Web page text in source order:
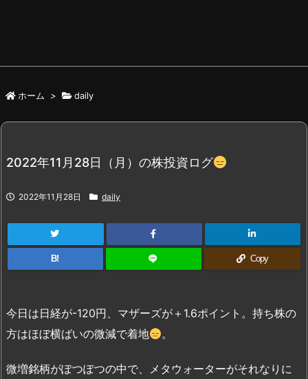
ホーム > daily
2022年11月28日（月）の株投資ログ
2022年11月28日 daily
B! Copy
今日は日経が-120円、マザーズが＋1.6ポイント。持ち株の
方はほぼ横ばいの微減で着地
。
微増銘柄がぽつぽつの中で、メタウォーターがそれなりに